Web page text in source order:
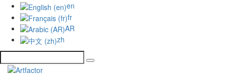
en
fr
AR
zh